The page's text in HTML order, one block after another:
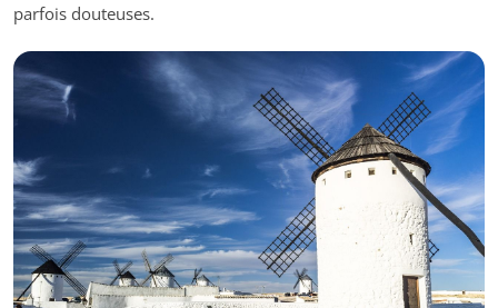
parfois douteuses.